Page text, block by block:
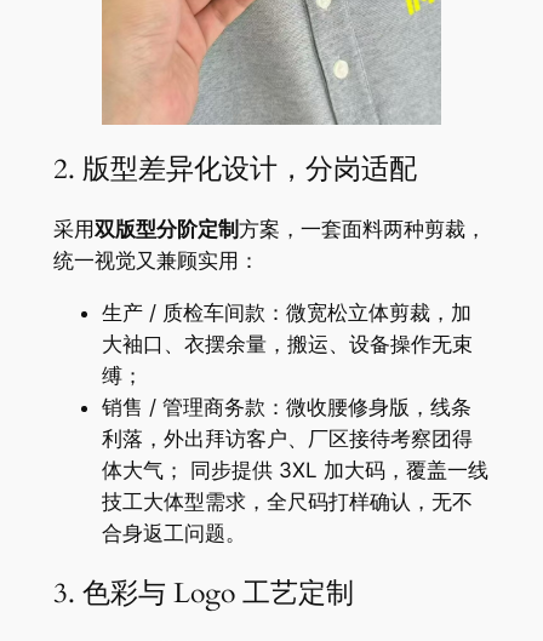
2. 版型差异化设计，分岗适配
采用双版型分阶定制 方案，一套面料两种剪裁，
统一视觉又兼顾实用：
生产 / 质检车间款：微宽松立体剪裁，加
大袖口、衣摆余量，搬运、设备操作无束
缚；
销售 / 管理商务款：微收腰修身版，线条
利落，外出拜访客户、厂区接待考察团得
体大气； 同步提供 3XL 加大码，覆盖一线
技工大体型需求，全尺码打样确认，无不
合身返工问题。
3. 色彩与 Logo 工艺定制